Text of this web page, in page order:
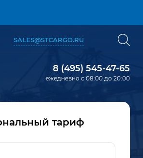
SALES@STCARGO.RU
8 (495) 545-47-65
ежедневно с 08:00 до 20:00
тариф